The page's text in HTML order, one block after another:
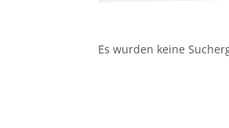
Es wurden keine